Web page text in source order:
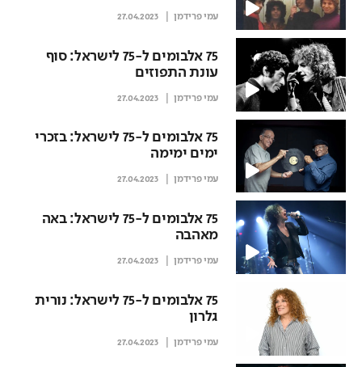
עמי פרידמן 27.04.2023
75 אלבומים ל-75 לישראל: סוף
עונת התפוזים
עמי פרידמן 27.04.2023
75 אלבומים ל-75 לישראל: בזכרי
ימים ימימה
עמי פרידמן 27.04.2023
75 אלבומים ל-75 לישראל: באה
מאהבה
עמי פרידמן 27.04.2023
75 אלבומים ל-75 לישראל: נורית
גלרון
עמי פרידמן 27.04.2023